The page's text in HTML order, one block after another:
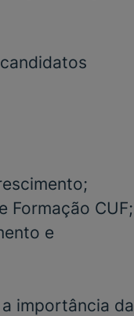
Formação CUF;
e
importância da